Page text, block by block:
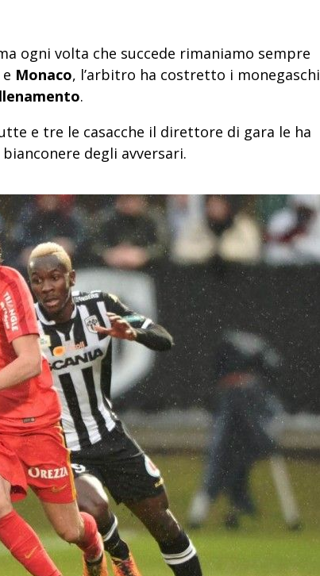
ogni volta che succede rimaniamo sempre
e Monaco, l’arbitro ha costretto i monegaschi
.
e tre le casacche il direttore di gara le ha
degli avversari.